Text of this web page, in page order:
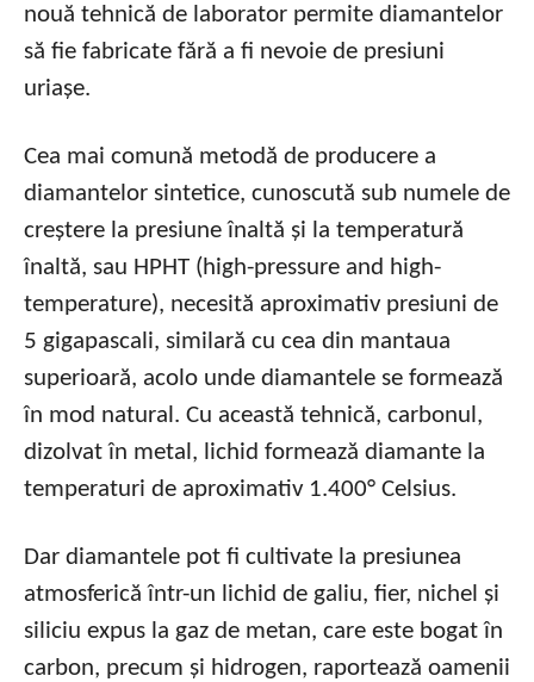
nouă tehnică de laborator permite diamantelor
să fie fabricate fără a fi nevoie de presiuni
uriașe.
Cea mai comună metodă de producere a
diamantelor sintetice, cunoscută sub numele de
creștere la presiune înaltă și la temperatură
înaltă, sau HPHT (high-pressure and high-
temperature), necesită aproximativ presiuni de
5 gigapascali, similară cu cea din mantaua
superioară, acolo unde diamantele se formează
în mod natural. Cu această tehnică, carbonul,
dizolvat în metal, lichid formează diamante la
temperaturi de aproximativ 1.400° Celsius.
Dar diamantele pot fi cultivate la presiunea
atmosferică într-un lichid de galiu, fier, nichel și
siliciu expus la gaz de metan, care este bogat în
carbon, precum și hidrogen, raportează oamenii